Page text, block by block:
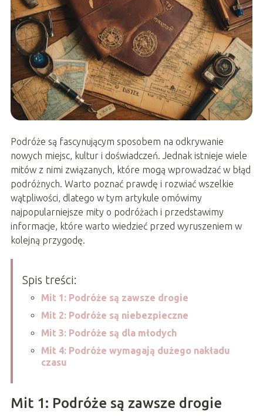
Podróże są fascynującym sposobem na odkrywanie
nowych miejsc, kultur i doświadczeń. Jednak istnieje wiele
mitów z nimi związanych, które mogą wprowadzać w błąd
podróżnych. Warto poznać prawdę i rozwiać wszelkie
wątpliwości, dlatego w tym artykule omówimy
najpopularniejsze mity o podróżach i przedstawimy
informacje, które warto wiedzieć przed wyruszeniem w
kolejną przygodę.
Spis treści:
Mit 1: Podróże są zawsze drogie
Mit 2: Podróże są niebezpieczne
Mit 3: Podróże są dla młodych
Mit 4: Podróże wymagają dużego nakładu
czasu
Mit 1: Podróże są zawsze drogie